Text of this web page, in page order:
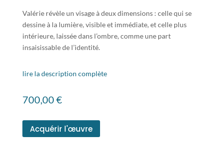
Valérie révèle un visage à deux dimensions : celle qui se
dessine à la lumière, visible et immédiate, et celle plus
intérieure, laissée dans l’ombre, comme une part
insaisissable de l’identité.
lire la description complète
700,00 €
Acquérir l'œuvre